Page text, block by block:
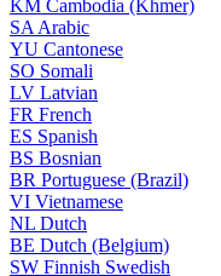
KM Cambodia (Khmer)
SA Arabic
YU Cantonese
SO Somali
LV Latvian
FR French
ES Spanish
BS Bosnian
BR Portuguese (Brazil)
VI Vietnamese
NL Dutch
BE Dutch (Belgium)
SW Finnish Swedish